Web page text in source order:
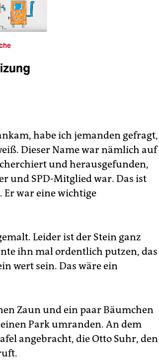
habe ich jemanden gefragt,
Dieser Name war nämlich auf
und herausgefunden,
und SPD-Mitglied war. Das ist
Er war eine wichtige
Leider ist der Stein ganz
ihn mal ordentlich putzen, das
wert sein. Das wäre ein
Zaun und ein paar Bäumchen
Park umranden. An dem
angebracht, die Otto Suhr, den